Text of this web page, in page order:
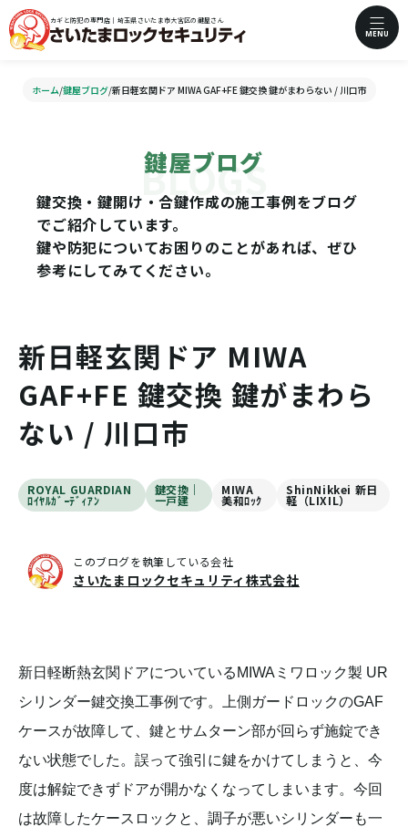
カギと防犯の専門店｜埼玉県さいたま市大宮区の鍵屋さん
MENU
ホーム/鍵屋ブログ/新日軽玄関ドア MIWA GAF+FE 鍵交換 鍵がまわらない / 川口市
鍵屋ブログ
鍵交換・鍵開け・合鍵作成の施工事例をブログ
でご紹介しています。
鍵や防犯についてお困りのことがあれば、ぜひ
参考にしてみてください。
新日軽玄関ドア MIWA
GAF+FE 鍵交換 鍵がまわら
ない / 川口市
ROYAL GUARDIAN
ﾛｲﾔﾙｶﾞｰﾃﾞｨｱﾝ
鍵交換｜
一戸建
MIWA
美和ﾛｯｸ
ShinNikkei 新日
軽（LIXIL）
このブログを執筆している会社
さいたまロックセキュリティ株式会社
新日軽断熱玄関ドアについているMIWAミワロック製 UR
シリンダー鍵交換工事例です。上側ガードロックのGAF
ケースが故障して、鍵とサムターン部が回らず施錠でき
ない状態でした。誤って強引に鍵をかけてしまうと、今
度は解錠できずドアが開かなくなってしまいます。今回
は故障したケースロックと、調子が悪いシリンダーも一